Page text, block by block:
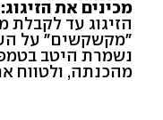
מכינים את הזיגוג:
הזיגוג עד
"מקשקשים" על
מהכנתה, ולטווח